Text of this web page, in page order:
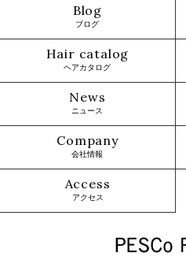
Blog
ブログ
Hair catalog
ヘアカタログ
News
ニュース
Company
会社情報
Access
アクセス